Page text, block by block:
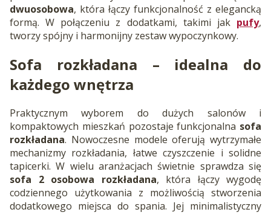
dwuosobowa, która łączy funkcjonalność z elegancką
formą. W połączeniu z dodatkami, takimi jak pufy,
tworzy spójny i harmonijny zestaw wypoczynkowy.
Sofa rozkładana – idealna do
każdego wnętrza
Praktycznym wyborem do dużych salonów i
kompaktowych mieszkań pozostaje funkcjonalna sofa
rozkładana. Nowoczesne modele oferują wytrzymałe
mechanizmy rozkładania, łatwe czyszczenie i solidne
tapicerki. W wielu aranżacjach świetnie sprawdza się
sofa 2 osobowa rozkładana, która łączy wygodę
codziennego użytkowania z możliwością stworzenia
dodatkowego miejsca do spania. Jej minimalistyczny